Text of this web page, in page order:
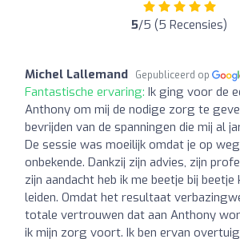
5/5 (5 Recensies)
Michel Lallemand Gepubliceerd op
Fantastische ervaring: Ik ging voor de
Anthony om mij de nodige zorg te
bevrijden van de spanningen die mij al
De sessie was moeilijk omdat je op
onbekende. Dankzij zijn advies, zijn
zijn aandacht heb ik me beetje bij beetje
leiden. Omdat het resultaat
totale vertrouwen dat aan Anthony
ik mijn zorg voort. Ik ben ervan